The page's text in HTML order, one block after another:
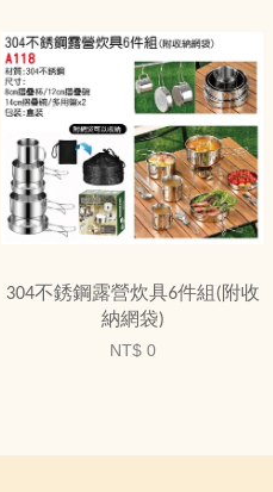
304不銹鋼露營炊具6件組(附收
納網袋)
NT$ 0